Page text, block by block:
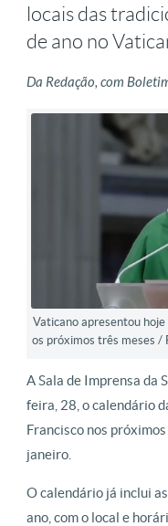
locais das
de ano no
Da Redação, com
Vaticano apresentou hoje
os próximos três meses /
A Sala de Imprensa da
feira, 28, o calendário
Francisco nos
janeiro.
O calendário já inclui
ano, com o local e